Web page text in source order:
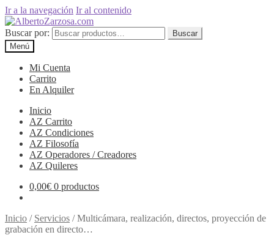
Ir a la navegación Ir al contenido
Buscar por:
Buscar
Menú
Mi Cuenta
Carrito
En Alquiler
Inicio
AZ Carrito
AZ Condiciones
AZ Filosofía
AZ Operadores / Creadores
AZ Quileres
0,00€ 0 productos
Inicio / Servicios /Multicámara, realización, directos, proyección de
grabación en directo…